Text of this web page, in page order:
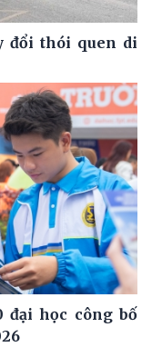
đổi thói quen di
đại học công bố